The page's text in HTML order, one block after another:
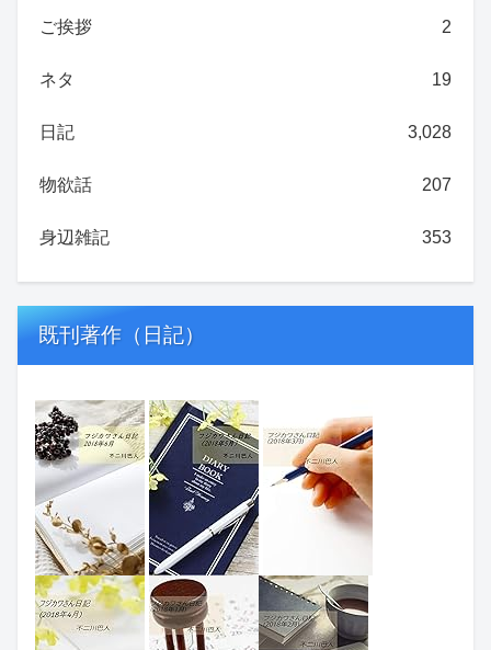
ご挨拶 2
ネタ 19
日記 3,028
物欲話 207
身辺雑記 353
既刊著作（日記）